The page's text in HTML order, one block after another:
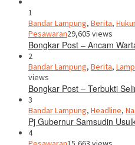
1
Bandar Lampung, Berita,
Pesawaran29,605 views
Bongkar Post – Ancam
2
Bandar Lampung, Berita,
views
Bongkar Post – Terbukti
3
Bandar Lampung, Headline,
Pj Gubernur Samsudin
4